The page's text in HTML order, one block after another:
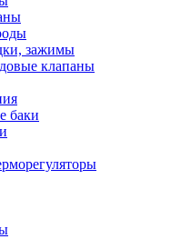
зажимы
клапаны
баки